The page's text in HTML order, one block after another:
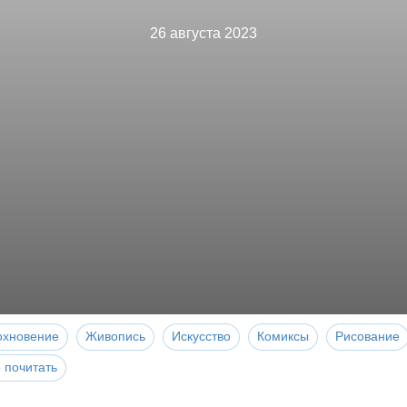
26 августа 2023
Живопись Искусство Комиксы Рисование
почитать